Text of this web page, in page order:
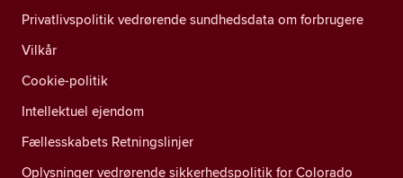
Privatlivspolitik vedrørende sundhedsdata om forbrugere
Vilkår
Cookie-politik
Intellektuel ejendom
Fællesskabets Retningslinjer
Oplysninger vedrørende sikkerhedspolitik for Colorado